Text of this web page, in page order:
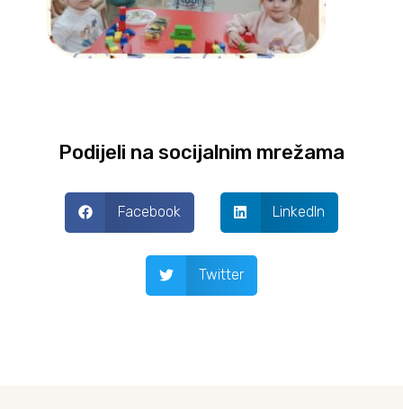
Podijeli na socijalnim mrežama
Facebook LinkedIn
Twitter